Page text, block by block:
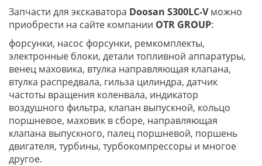
Запчасти для экскаватора Doosan S300LC-Vможно
приобрести на сайте компании OTR GROUP:
форсунки, насос форсунки, ремкомплекты,
электронные блоки, детали топливной аппаратуры,
венец маховика, втулка направляющая клапана,
втулка распредвала, гильза цилиндра, датчик
частоты вращения коленвала, индикатор
воздушного фильтра, клапан выпускной, кольцо
поршневое, маховик в сборе, направляющая
клапана выпускного, палец поршневой, поршень
двигателя, турбины, турбокомпрессоры и многое
другое.